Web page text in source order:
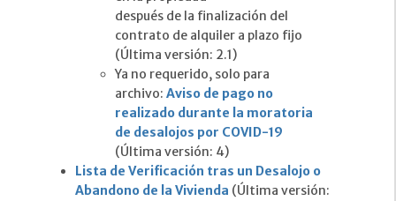
después de la finalización del
contrato de alquiler a plazo fijo
(Última versión: 2.1)
Ya no requerido, solo para
archivo: Aviso de pago no
realizado durante la moratoria
de desalojos por COVID-19
(Última versión: 4)
Lista de Verificación tras un Desalojo o
Abandono de la Vivienda (Última versión: